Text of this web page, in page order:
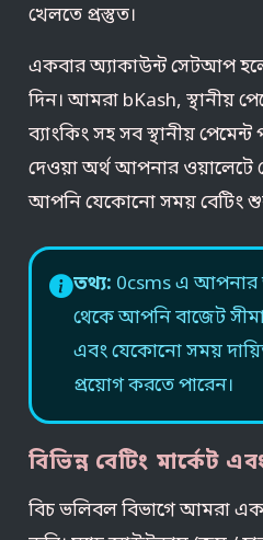
খেলতে প্রস্তুত।
একবার অ্যাকাউন্ট সেটআপ
দিন। আমরা bKash, স্থানীয়
ব্যাংকিং সহ সব স্থানীয়
দেওয়া অর্থ আপনার ওয়ালেটে
আপনি যেকোনো সময় বেটিং
তথ্য: 0csms এ আপনার
থেকে আপনি বাজেট
এবং যেকোনো সময়
প্রয়োগ করতে পারেন।
বিভিন্ন বেটিং মার্কেট
বিচ ভলিবল বিভাগে আমরা